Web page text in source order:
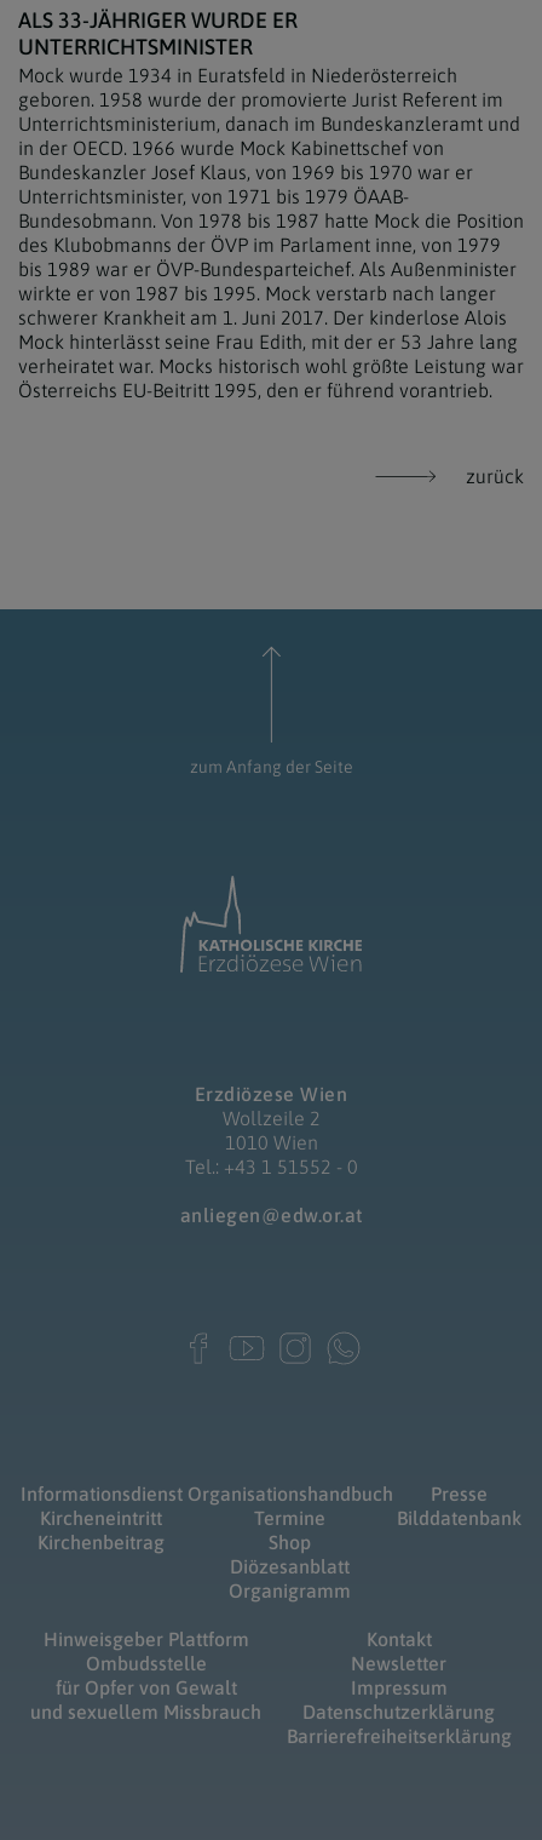
ALS 33-JÄHRIGER WURDE ER
UNTERRICHTSMINISTER
Mock wurde 1934 in Euratsfeld in Niederösterreich
geboren. 1958 wurde der promovierte Jurist Referent im
Unterrichtsministerium, danach im Bundeskanzleramt und
in der OECD. 1966 wurde Mock Kabinettschef von
Bundeskanzler Josef Klaus, von 1969 bis 1970 war er
Unterrichtsminister, von 1971 bis 1979 ÖAAB-
Bundesobmann. Von 1978 bis 1987 hatte Mock die Position
des Klubobmanns der ÖVP im Parlament inne, von 1979
bis 1989 war er ÖVP-Bundesparteichef. Als Außenminister
wirkte er von 1987 bis 1995. Mock verstarb nach langer
schwerer Krankheit am 1. Juni 2017. Der kinderlose Alois
Mock hinterlässt seine Frau Edith, mit der er 53 Jahre lang
verheiratet war. Mocks historisch wohl größte Leistung war
Österreichs EU-Beitritt 1995, den er führend vorantrieb.
zurück
zum Anfang der Seite
Erzdiözese Wien
Wollzeile 2
1010 Wien
Tel.: +43 1 51552 - 0
anliegen@edw.or.at
Informationsdienst
Kircheneintritt
Kirchenbeitrag
Organisationshandbuch
Termine
Shop
Diözesanblatt
Organigramm
Presse
Bilddatenbank
Hinweisgeber Plattform
Ombudsstelle
für Opfer von Gewalt
und sexuellem Missbrauch
Kontakt
Newsletter
Impressum
Datenschutzerklärung
Barrierefreiheitserklärung